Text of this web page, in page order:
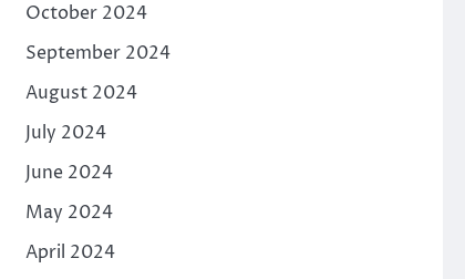
October 2024
September 2024
August 2024
July 2024
June 2024
May 2024
April 2024